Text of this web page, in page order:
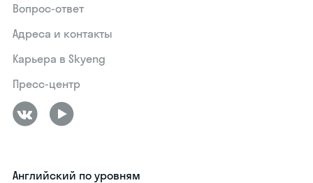
Вопрос-ответ
Адреса и контакты
Карьера в Skyeng
Пресс-центр
Английский по уровням